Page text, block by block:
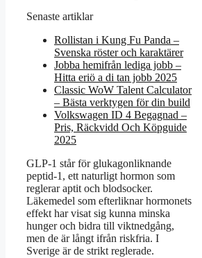
Senaste artiklar
Rollistan i Kung Fu Panda –
Svenska röster och karaktärer
Jobba hemifrån lediga jobb –
Hitta eriö a di tan jobb 2025
Classic WoW Talent Calculator
– Bästa verktygen för din build
Volkswagen ID 4 Begagnad –
Pris, Räckvidd Och Köpguide
2025
GLP-1 står för glukagonliknande
peptid-1, ett naturligt hormon som
reglerar aptit och blodsocker.
Läkemedel som efterliknar hormonets
effekt har visat sig kunna minska
hunger och bidra till viktnedgång,
men de är långt ifrån riskfria. I
Sverige är de strikt reglerade.